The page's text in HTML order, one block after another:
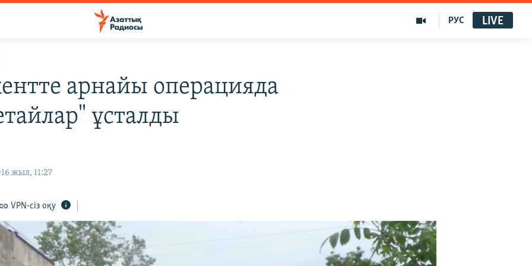
РУС LIVE
арнайы операцияда
ұсталды
жыл, 11:27
VPN-сіз оқу